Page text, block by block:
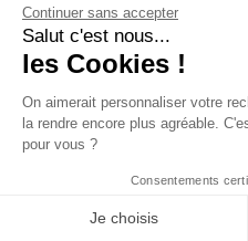
Continuer sans accepter
Salut c'est nous...
les Cookies !
On aimerait personnaliser votre
la rendre encore plus agréable.
pour vous ?
Consentements
Je choisis
Il y a20 jours
Chargé d'affaires -
Hauteur (H/F)
IDF
50-70K€
Sales Confirmé.e -
Rechercher